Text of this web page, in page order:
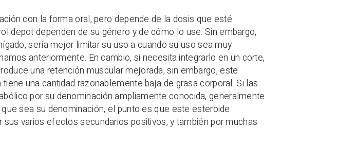
con la forma oral, pero depende de la dosis que esté
depot dependen de su género y de cómo lo use. Sin embargo,
sería mejor limitar su uso a cuando su uso sea muy
anteriormente. En cambio, si necesita integrarlo en un corte,
una retención muscular mejorada, sin embargo, este
una cantidad razonablemente baja de grasa corporal. Si las
por su denominación ampliamente conocida, generalmente
sea su denominación, el punto es que este esteroide
varios efectos secundarios positivos, y también por muchas